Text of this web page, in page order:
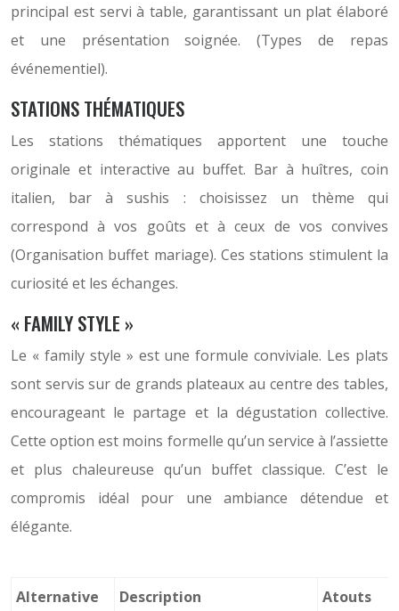
principal est servi à table, garantissant un plat élaboré
et une présentation soignée. (Types de repas
événementiel).
STATIONS THÉMATIQUES
Les stations thématiques apportent une touche
originale et interactive au buffet. Bar à huîtres, coin
italien, bar à sushis : choisissez un thème qui
correspond à vos goûts et à ceux de vos convives
(Organisation buffet mariage). Ces stations stimulent la
curiosité et les échanges.
« FAMILY STYLE »
Le « family style » est une formule conviviale. Les plats
sont servis sur de grands plateaux au centre des tables,
encourageant le partage et la dégustation collective.
Cette option est moins formelle qu’un service à l’assiette
et plus chaleureuse qu’un buffet classique. C’est le
compromis idéal pour une ambiance détendue et
élégante.
Alternative Description Atouts